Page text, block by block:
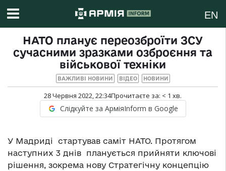
EN
НАТО планує переозброїти ЗСУ
сучасними зразками озброєння та
військової техніки
ВАЖЛИВІ НОВИНИ ВІДЕО НОВИНИ
28 Червня 2022, 22:34Прочитаєте за: < 1 хв.
Слідкуйте за АрміяInform в Google
У Мадриді стартував саміт НАТО. Протягом
наступних 3 днів планується прийняти ключові
рішення, зокрема нову Стратегічну концепцію